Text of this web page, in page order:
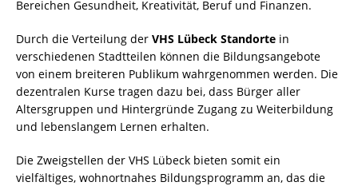
Bereichen Gesundheit, Kreativität, Beruf und Finanzen.
Durch die Verteilung der VHS Lübeck Standorte in
verschiedenen Stadtteilen können die Bildungsangebote
von einem breiteren Publikum wahrgenommen werden. Die
dezentralen Kurse tragen dazu bei, dass Bürger aller
Altersgruppen und Hintergründe Zugang zu Weiterbildung
und lebenslangem Lernen erhalten.
Die Zweigstellen der VHS Lübeck bieten somit ein
vielfältiges, wohnortnahes Bildungsprogramm an, das die